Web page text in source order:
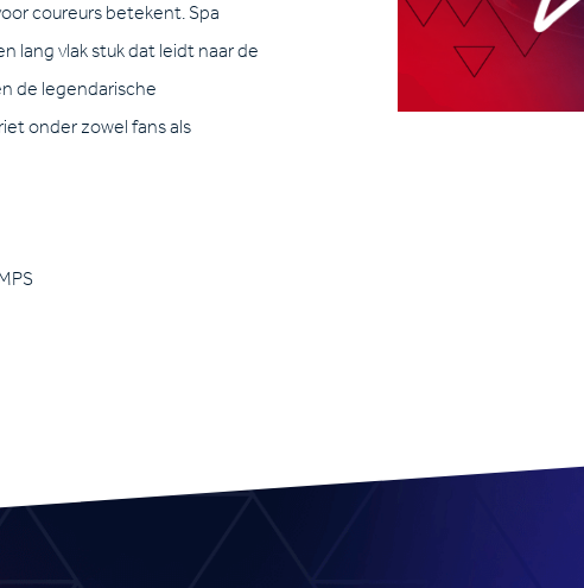
coureurs betekent. Spa
lang vlak stuk dat leidt naar de
de legendarische
onder zowel fans als